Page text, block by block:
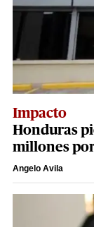
Impacto
Honduras
millones
Angelo Avila